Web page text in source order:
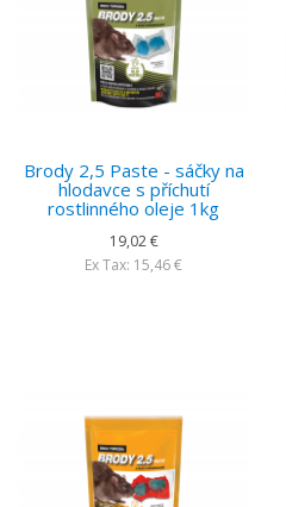
Brody 2,5 Paste - sáčky na
hlodavce s příchutí
rostlinného oleje 1kg
19,02 €
Ex Tax: 15,46 €